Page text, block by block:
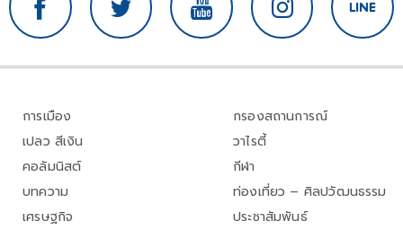
การเมือง
เปลว สีเงิน
คอลัมนิสต์
บทความ
เศรษฐกิจ
กรองสถานการณ์
วาไรตี้
กีฬา
ท่องเที่ยว – ศิลปวัฒนธรรม
ประชาสัมพันธ์